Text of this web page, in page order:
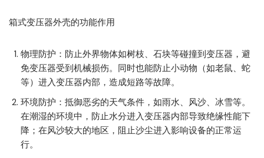
箱式变压器外壳的功能作用
物理防护：防止外界物体如树枝、石块等碰撞到变压器，避
免变压器受到机械损伤。同时也能防止小动物（如老鼠、蛇
等）进入变压器内部，造成短路等故障。
环境防护：抵御恶劣的天气条件，如雨水、风沙、冰雪等。
在潮湿的环境中，防止水分进入变压器内部导致绝缘性能下
降；在风沙较大的地区，阻止沙尘进入影响设备的正常运
行。